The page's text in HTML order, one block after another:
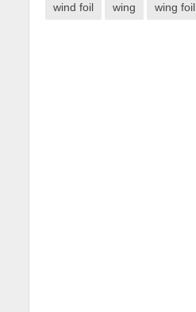
wind foil wing wing foil